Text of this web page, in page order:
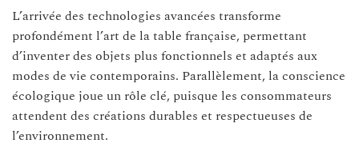
L’arrivée des technologies avancées transforme
profondément l’art de la table française, permettant
d’inventer des objets plus fonctionnels et adaptés aux
modes de vie contemporains. Parallèlement, la conscience
écologique joue un rôle clé, puisque les consommateurs
attendent des créations durables et respectueuses de
l’environnement.